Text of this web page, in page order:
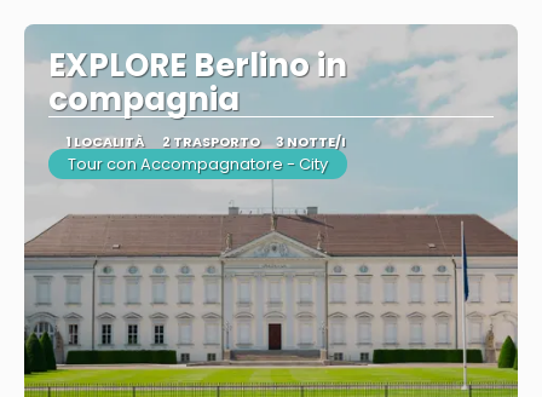
EXPLORE Berlino in
compagnia
1 LOCALITÀ 2 TRASPORTO 3 NOTTE/I
Tour con Accompagnatore - City